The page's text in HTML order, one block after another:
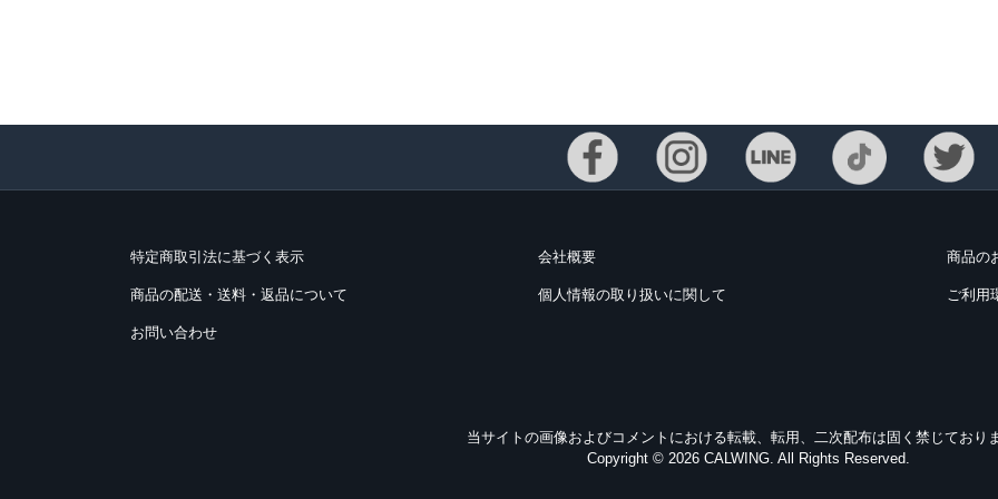
特定商取引法に基づく表示 会社概要 商品の
商品の配送・送料・返品について 個人情報の取り扱いに関して ご利用
お問い合わせ
当サイトの画像およびコメントにおける転載、転用、二次配布は固く禁じておりま
Copyright © 2026 CALWING. All Rights Reserved.